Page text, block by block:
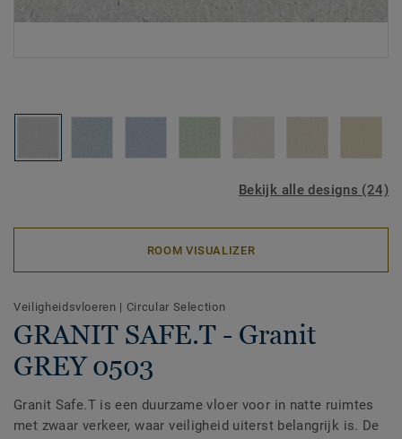
Bekijk alle designs (24)
ROOM VISUALIZER
Veiligheidsvloeren | Circular Selection
GRANIT SAFE.T - Granit
GREY 0503
Granit Safe.T is een duurzame vloer voor in natte ruimtes
met zwaar verkeer, waar veiligheid uiterst belangrijk is. De